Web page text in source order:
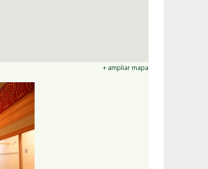
+ ampliar mapa